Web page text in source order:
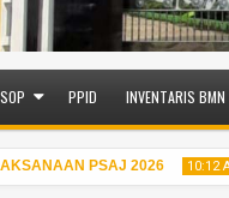
SOP PPID INVENTARIS BMN
PSAJ 2026 10:12 AM